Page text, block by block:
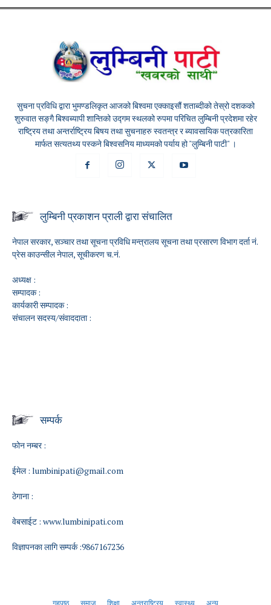
सुचना प्रविधि द्वारा भुमण्डलिकृत आजको बिश्वमा एक्काइसौं शताब्दीको तेस्रो दशकको
शुरुवात सङ्गै बिश्वब्यापी शान्तिको उद्गम स्थलको रुपमा परिचित लुम्बिनी प्रदेशमा रहेर
राष्ट्रिय तथा अन्तर्राष्ट्रिय बिषय तथा सुचनाहरु स्वतन्त्र र ब्यावसायिक पत्रकारिता
मार्फत सत्यतथ्य पस्कने बिश्वसनिय माध्यमको पर्याय हो "लुम्बिनी पाटी" ।
लुम्बिनी प्रकाशन प्राली द्वारा संचालित
नेपाल सरकार, सञ्चार तथा सूचना प्रविधि मन्त्रालय सूचना तथा प्रसारण विभाग दर्ता नं.
प्रेस काउन्सील नेपाल, सूचीकरण च.नं.
अध्यक्ष :
सम्पादक :
कार्यकारी सम्पादक :
संचालन सदस्य/संवाददाता :
सम्पर्क
फोन नम्बर :
ईमेल : lumbinipati@gmail.com
ठेगाना :
वेबसाईट : www.lumbinipati.com
विज्ञापनका लागि सम्पर्क :9867167236
गृहपृष्ठ समाज शिक्षा अन्तराष्ट्रिय स्वास्थ्य अन्य